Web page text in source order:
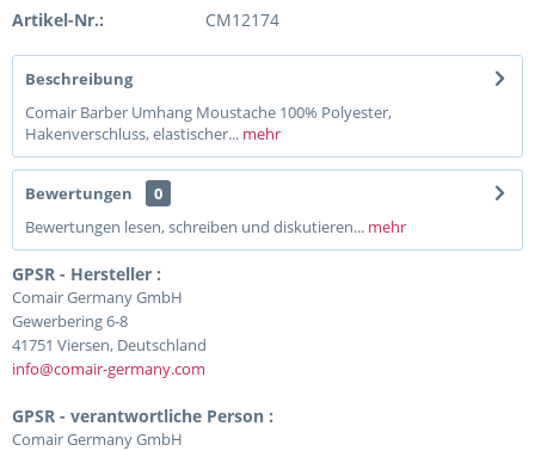
Artikel-Nr.: CM12174
Beschreibung
Comair Barber Umhang Moustache 100% Polyester,
Hakenverschluss, elastischer... mehr
Bewertungen
0
Bewertungen lesen, schreiben und diskutieren... mehr
GPSR - Hersteller :
Comair Germany GmbH
Gewerbering 6-8
41751 Viersen, Deutschland
info@comair-germany.com
GPSR - verantwortliche Person :
Comair Germany GmbH